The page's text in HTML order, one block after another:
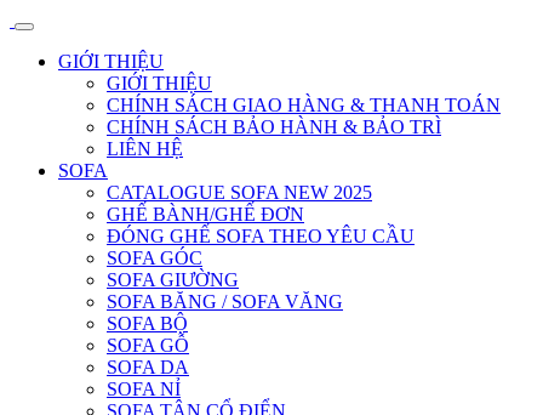
GIỚI THIỆU
GIỚI THIỆU
CHÍNH SÁCH GIAO HÀNG & THANH TOÁN
CHÍNH SÁCH BẢO HÀNH & BẢO TRÌ
LIÊN HỆ
SOFA
CATALOGUE SOFA NEW 2025
GHẾ BÀNH/GHẾ ĐƠN
ĐÓNG GHẾ SOFA THEO YÊU CẦU
SOFA GÓC
SOFA GIƯỜNG
SOFA BĂNG / SOFA VĂNG
SOFA BỘ
SOFA GỖ
SOFA DA
SOFA NỈ
SOFA TÂN CỔ ĐIỂN